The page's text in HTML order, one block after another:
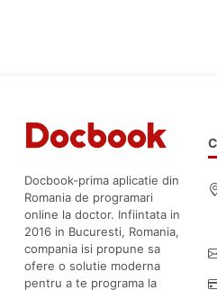
Docbook-prima aplicatie din
Romania de programari
online la doctor. Infiintata in
2016 in Bucuresti, Romania,
compania isi propune sa
ofere o solutie moderna
pentru a te programa la